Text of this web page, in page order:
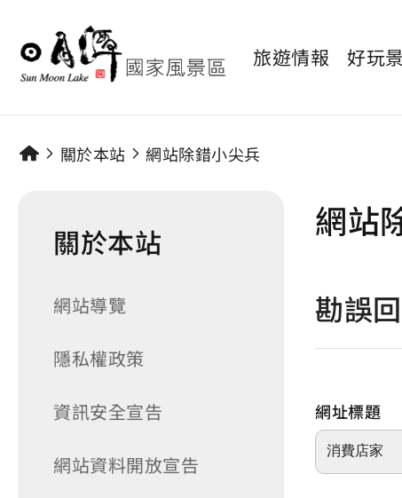
旅遊情報 好玩
關於本站 網站除錯小尖兵
關於本站
網站導覽
隱私權政策
資訊安全宣告
網站資料開放宣告
網站
勘誤
網址標題